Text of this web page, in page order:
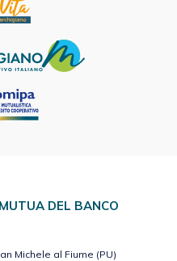
DEL BANCO
Michele al Fiume (PU)